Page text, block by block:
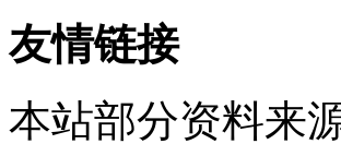
友情链接
本站部分资料来